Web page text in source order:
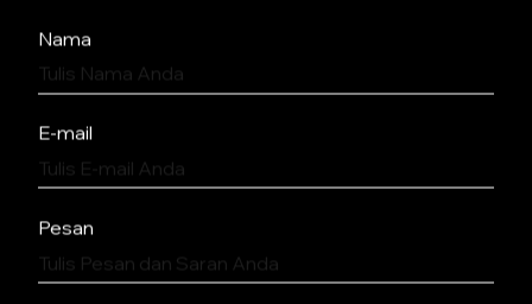
Nama
E-mail
Pesan